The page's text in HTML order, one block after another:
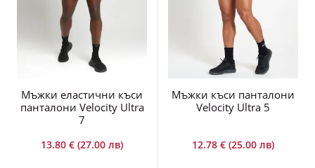
Мъжки еластични къси
панталони Velocity Ultra
7
13.80 € (27.00 лв)
Мъжки къси панталони
Velocity Ultra 5
12.78 € (25.00 лв)